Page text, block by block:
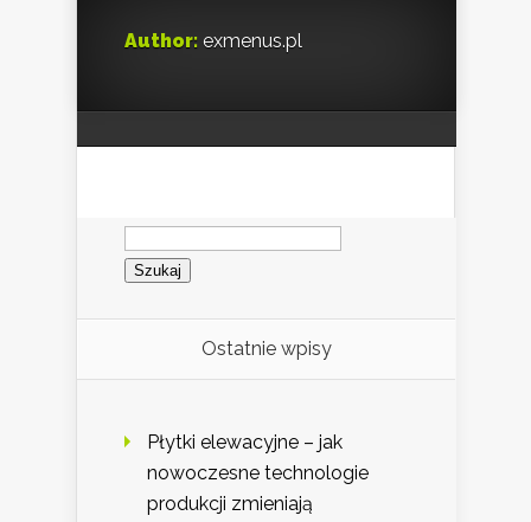
Author: exmenus.pl
Szukaj:
Ostatnie wpisy
Płytki elewacyjne – jak
nowoczesne technologie
produkcji zmieniają